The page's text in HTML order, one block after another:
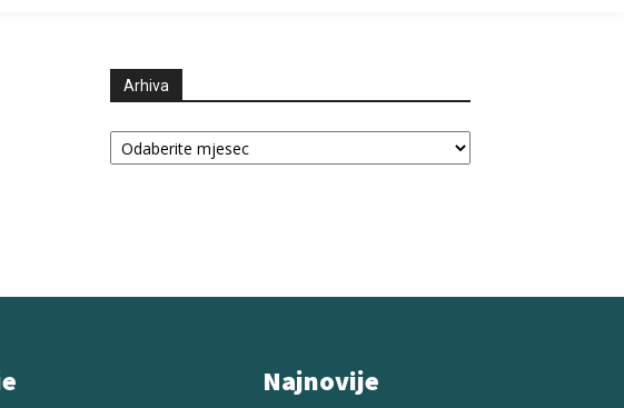
Arhiva
Arhiva
Najnovije